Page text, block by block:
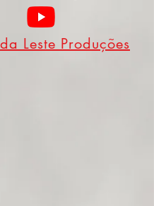
Leste Produções